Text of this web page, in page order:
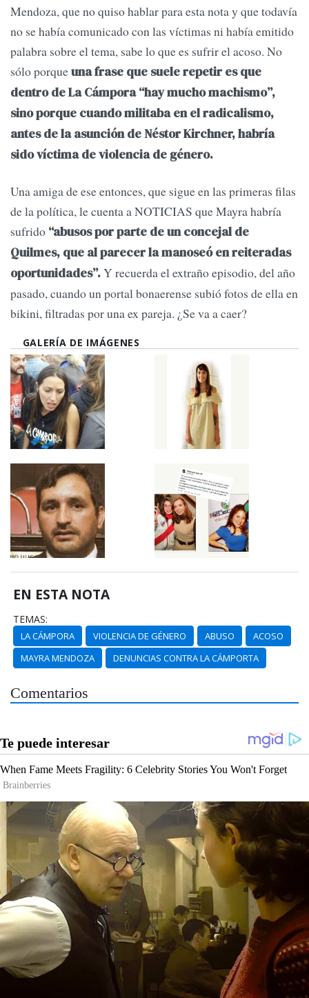
Mendoza, que no quiso hablar para esta nota y que todavía
no se había comunicado con las víctimas ni había emitido
palabra sobre el tema, sabe lo que es sufrir el acoso. No
sólo porqueuna frase que suele repetir es que
dentro de La Cámpora “hay mucho machismo”,
sino porque cuando militaba en el radicalismo,
antes de la asunción de Néstor Kirchner, habría
sido víctima de violencia de género.
Una amiga de ese entonces, que sigue en las primeras filas
de la política, le cuenta a NOTICIAS que Mayra habría
sufrido “abusos por parte de un concejal de
Quilmes, que al parecer la manoseó en reiteradas
oportunidades”.Y recuerda el extraño episodio, del año
pasado, cuando un portal bonaerense subió fotos de ella en
bikini, filtradas por una ex pareja. ¿Se va a caer?
GALERÍA DE IMÁGENES
EN ESTA NOTA
TEMAS:
LA CÁMPORA VIOLENCIA DE GÉNERO ABUSO
ACOSO
MAYRA MENDOZA
DENUNCIAS CONTRA LA CÁMPORTA
Comentarios